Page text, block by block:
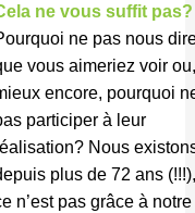
ne vous suffit pas?
ne pas nous
vous aimeriez voir ou,
encore, pourquoi
participer à leur
Nous
plus de 72 ans
n’est pas grâce à notre